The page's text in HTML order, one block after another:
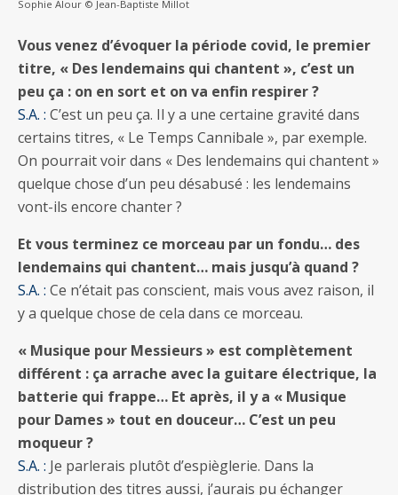
Sophie Alour © Jean-Baptiste Millot
Vous venez d’évoquer la période covid, le premier
titre, « Des lendemains qui chantent », c’est un
peu ça : on en sort et on va enfin respirer ?
S.A. : C’est un peu ça. Il y a une certaine gravité dans
certains titres, « Le Temps Cannibale », par exemple.
On pourrait voir dans « Des lendemains qui chantent »
quelque chose d’un peu désabusé : les lendemains
vont-ils encore chanter ?
Et vous terminez ce morceau par un fondu… des
lendemains qui chantent… mais jusqu’à quand ?
S.A. : Ce n’était pas conscient, mais vous avez raison, il
y a quelque chose de cela dans ce morceau.
« Musique pour Messieurs » est complètement
différent : ça arrache avec la guitare électrique, la
batterie qui frappe… Et après, il y a « Musique
pour Dames » tout en douceur… C’est un peu
moqueur ?
S.A. : Je parlerais plutôt d’espièglerie. Dans la
distribution des titres aussi, j’aurais pu échanger